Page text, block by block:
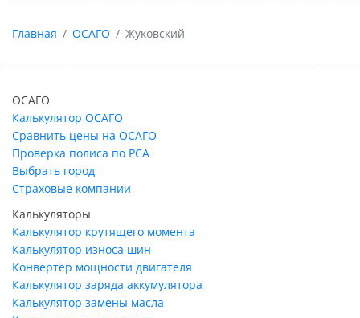
Главная ОСАГО Жуковский
ОСАГО
Калькулятор ОСАГО
Сравнить цены на ОСАГО
Проверка полиса по РСА
Выбрать город
Страховые компании
Калькуляторы
Калькулятор крутящего момента
Калькулятор износа шин
Конвертер мощности двигателя
Калькулятор заряда аккумулятора
Калькулятор замены масла